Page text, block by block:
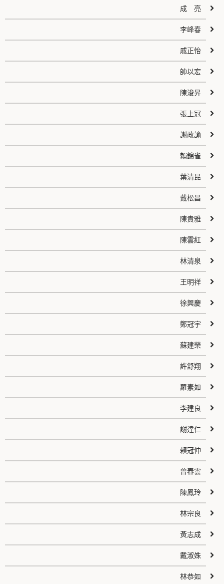
成 亮
李峰春
戚正怡
帥以宏
陳浚昇
張上冠
謝政諭
賴錦雀
葉清昆
戴松昌
陳貴雅
陳雲紅
林清泉
王明祥
徐興慶
鄭冠宇
蘇建榮
許舒翔
羅素如
李建良
謝達仁
賴冠仲
曾春雲
陳鳳玲
林宗良
黃志成
戴淑姝
林恭如